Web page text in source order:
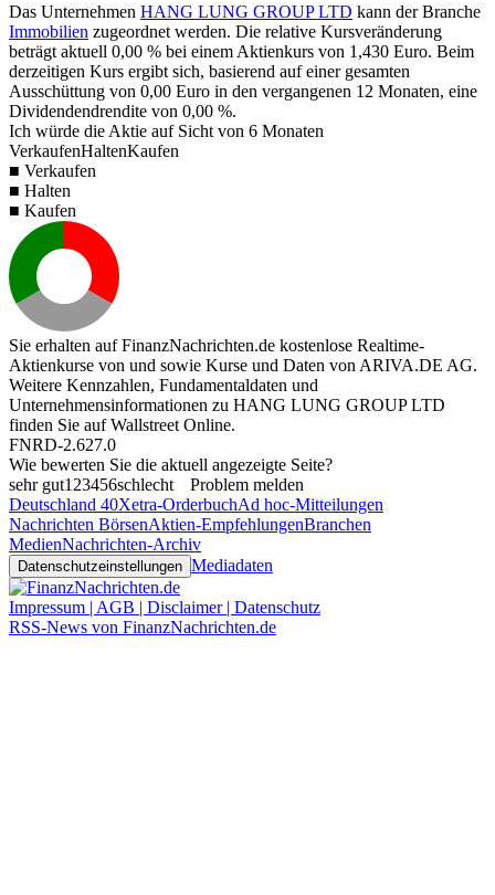
Das Unternehmen HANG LUNG GROUP LTD kann der Branche
Immobilien zugeordnet werden. Die relative Kursveränderung
beträgt aktuell 0,00 % bei einem Aktienkurs von 1,430 Euro. Beim
derzeitigen Kurs ergibt sich, basierend auf einer gesamten
Ausschüttung von 0,00 Euro in den vergangenen 12 Monaten, eine
Dividendendrendite von 0,00 %.
Ich würde die Aktie auf Sicht von 6 Monaten
VerkaufenHaltenKaufen
■ Verkaufen
■ Halten
■ Kaufen
Sie erhalten auf FinanzNachrichten.de kostenlose Realtime-
Aktienkurse von und sowie Kurse und Daten von ARIVA.DE AG.
Weitere Kennzahlen, Fundamentaldaten und
Unternehmensinformationen zu HANG LUNG GROUP LTD
finden Sie aufWallstreet Online.
FNRD-2.627.0
Wie bewerten Sie die aktuell angezeigte Seite?
sehr gut1 23456schlecht
Problem melden
Deutschland 40Xetra-OrderbuchAd hoc-Mitteilungen
Nachrichten BörsenAktien-EmpfehlungenBranchen
MedienNachrichten-Archiv
Datenschutzeinstellungen Mediadaten
Impressum | AGB | Disclaimer | Datenschutz
RSS-News von FinanzNachrichten.de